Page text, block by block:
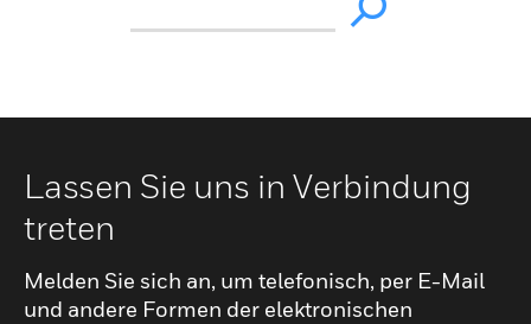
Lassen Sie uns in Verbindung
treten
Melden Sie sich an, um telefonisch, per E-Mail
und andere Formen der elektronischen